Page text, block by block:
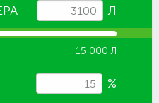
Л
15 000 Л
%